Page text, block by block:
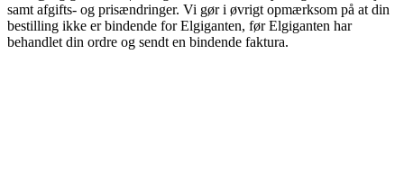
samt afgifts- og prisændringer. Vi gør i øvrigt opmærksom på at din
bestilling ikke er bindende for Elgiganten, før Elgiganten har
behandlet din ordre og sendt en bindende faktura.